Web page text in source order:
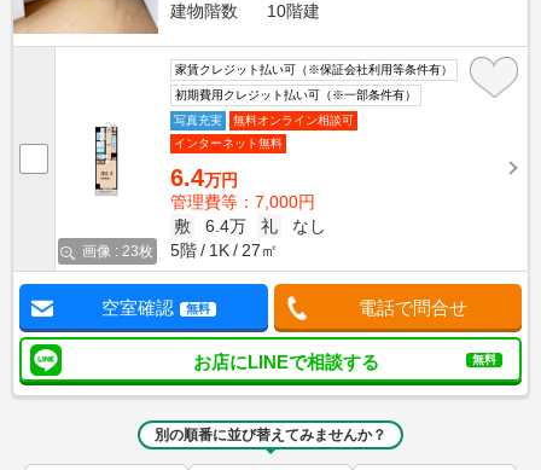
建物階数
10階建
画像 : 23枚
家賃クレジット払い可（※保証会社利用等条件有）
初期費用クレジット払い可（※一部条件有）
写真充実
無料オンライン相談可
インターネット無料
6.4万円
管理費等：7,000円
敷
6.4万 礼
なし
5階
1K 27㎡
空室確認 無料 電話で問合せ
お店にLINEで相談する 無料
別の順番に並び替えてみませんか？